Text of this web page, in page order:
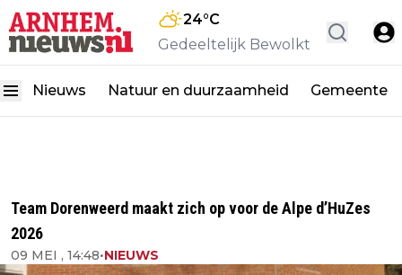
24°C
Gedeeltelijk Bewolkt
Nieuws Natuur en duurzaamheid Gemeente
Team Dorenweerd maakt zich op voor de Alpe d’HuZes
2026
09 MEI , 14:48•NIEUWS